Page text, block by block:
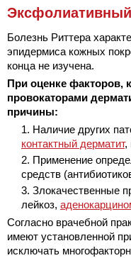
Болезнь Риттера
эпидермиса кожных
конца не изучена.
При оценке факторов,
провокаторами
причины:
Наличие других
контактный дерматит,
Применение
средств
Злокачественные
лейкоз,
Согласно врачебной
имеют установленной
исключать